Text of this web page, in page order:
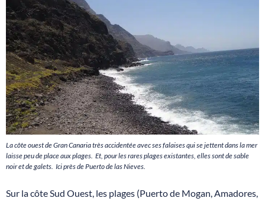
La côte ouest de Gran Canaria très accidentée avec ses falaises qui se jettent dans la mer
laisse peu de place aux plages. Et, pour les rares plages existantes, elles sont de sable
noir et de galets. Ici près de Puerto de las Nieves.
Sur la côte Sud Ouest, les plages (Puerto de Mogan, Amadores,